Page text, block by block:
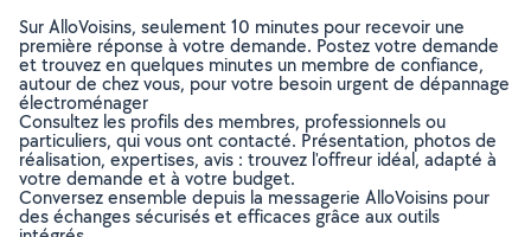
Sur AlloVoisins, seulement 10 minutes pour recevoir une
première réponse à votre demande. Postez votre demande
et trouvez en quelques minutes un membre de confiance,
autour de chez vous, pour votre besoin urgent de dépannage
électroménager
Consultez les profils des membres, professionnels ou
particuliers, qui vous ont contacté. Présentation, photos de
réalisation, expertises, avis : trouvez l'offreur idéal, adapté à
votre demande et à votre budget.
Conversez ensemble depuis la messagerie AlloVoisins pour
des échanges sécurisés et efficaces grâce aux outils